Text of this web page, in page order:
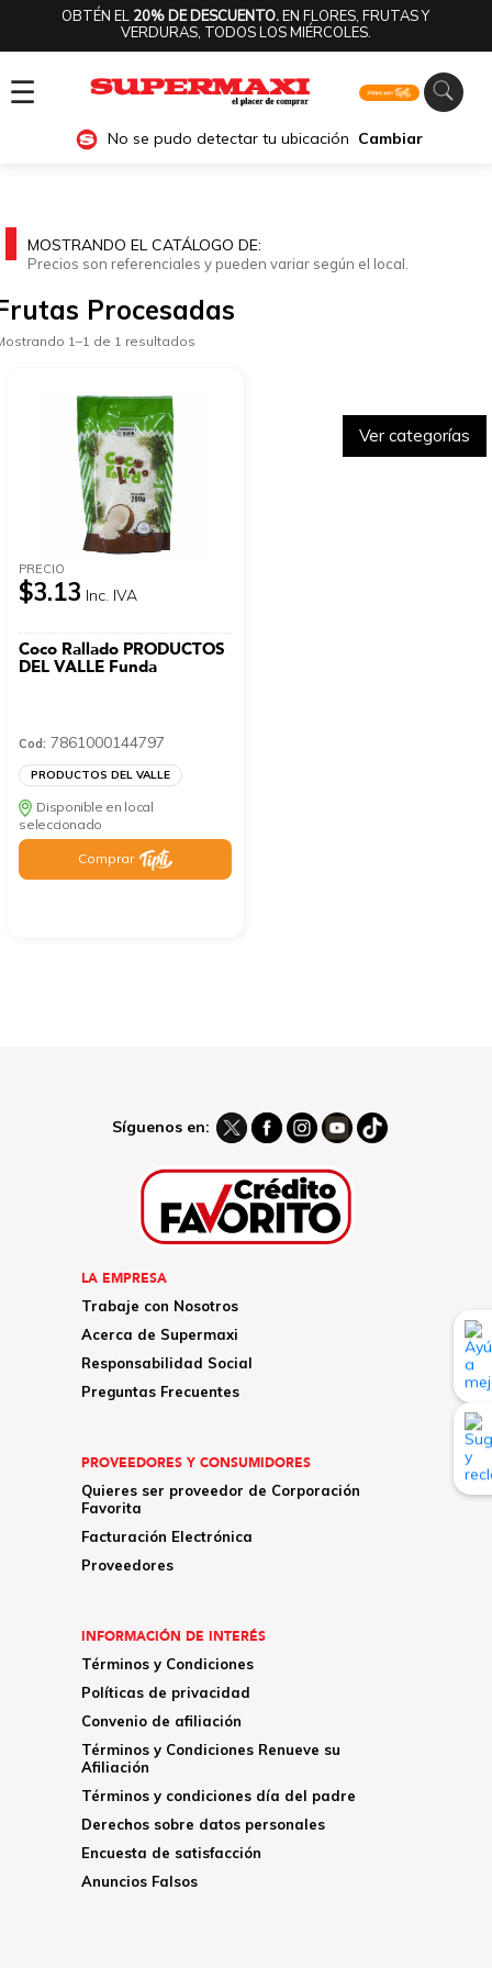
OBTÉN EL 20% DE DESCUENTO.EN FLORES, FRUTAS Y
VERDURAS, TODOS LOS MIÉRCOLES.
☰
No se pudo detectar tu ubicación Cambiar
Ver categorías
MOSTRANDO EL CATÁLOGO DE:
Precios son referenciales y pueden variar según el local.
Procesadas
1–1 de 1 resultados
PRECIO
$3.13 Inc. IVA
Coco Rallado PRODUCTOS
DEL VALLE Funda
Cod: 7861000144797
PRODUCTOS DEL VALLE
Disponible en local
seleccionado
Comprar
Síguenos en:
LA EMPRESA
Trabaje con Nosotros
Acerca de Supermaxi
Responsabilidad Social
Preguntas Frecuentes
PROVEEDORES Y CONSUMIDORES
Quieres ser proveedor de Corporación
Favorita
Facturación Electrónica
Proveedores
INFORMACIÓN DE INTERÉS
Términos y Condiciones
Políticas de privacidad
Convenio de afiliación
Términos y Condiciones Renueve su
Afiliación
Términos y condiciones día del padre
Derechos sobre datos personales
Encuesta de satisfacción
Anuncios Falsos